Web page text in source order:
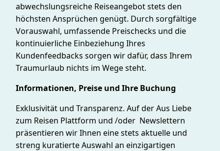
abwechslungsreiche Reiseangebot stets den
höchsten Ansprüchen genügt. Durch sorgfältige
Vorauswahl, umfassende Preischecks und die
kontinuierliche Einbeziehung Ihres
Kundenfeedbacks sorgen wir dafür, dass Ihrem
Traumurlaub nichts im Wege steht.
Informationen, Preise und Ihre Buchung
Exklusivität und Transparenz. Auf der Aus Liebe
zum Reisen Plattform und /oder Newslettern
präsentieren wir Ihnen eine stets aktuelle und
streng kuratierte Auswahl an einzigartigen